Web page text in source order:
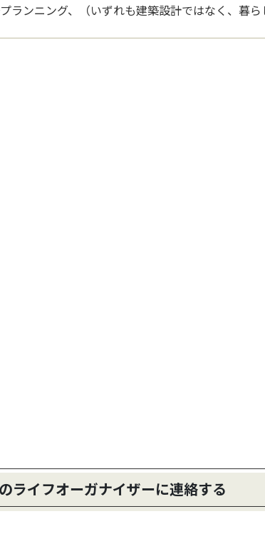
ランニング、（いずれも建築設計ではなく、暮
ライフオーガナイザーに連絡する